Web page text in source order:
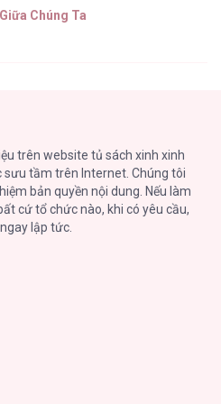
Chúng Ta
trên website tủ sách xinh xinh
tầm trên Internet. Chúng tôi
bản quyền nội dung. Nếu làm
cứ tổ chức nào, khi có yêu cầu,
lập tức.